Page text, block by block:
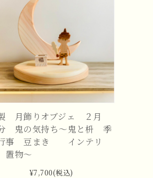
月飾りオブジェ ２月
鬼の気持ち～鬼と枡 季
事 豆まき インテリ
物～
¥7,700(税込)